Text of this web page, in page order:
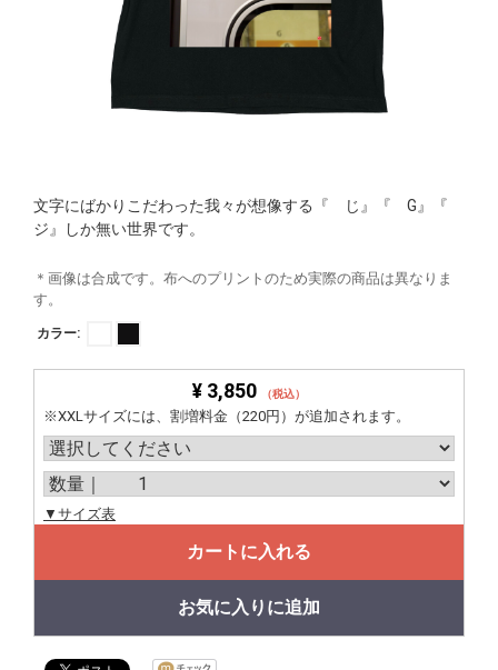
文字にばかりこだわった我々が想像する『 じ』『 G』『
ジ』しか無い世界です。
＊画像は合成です。布へのプリントのため実際の商品は異なりま
す。
カラー:
¥ 3,850 （税込）
※XXLサイズには、割増料金（220円）が追加されます。
▼サイズ表
カートに入れる
お気に入りに追加